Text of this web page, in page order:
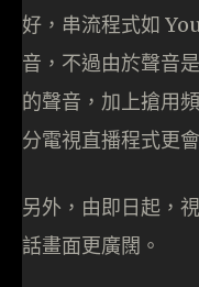
好，串流程式如
音，不過由於聲音
的聲音，加上搶用
分電視直播程式更
另外，由即日起，
話畫面更廣闊。